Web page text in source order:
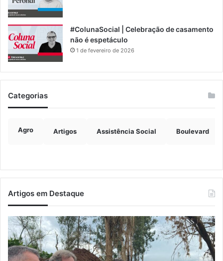
#ColunaSocial | Celebração de casamento
não é espetáculo
1 de fevereiro de 2026
Categorias
Agro Artigos Assistência Social Boulevard
Artigos em Destaque
Prefeitos
recebem
secretário
nacional